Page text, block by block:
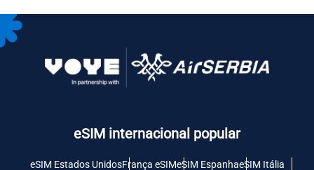
eSIM internacional popular
eSIM Estados UnidosFrança eSIMeSIM EspanhaeSIM Itália